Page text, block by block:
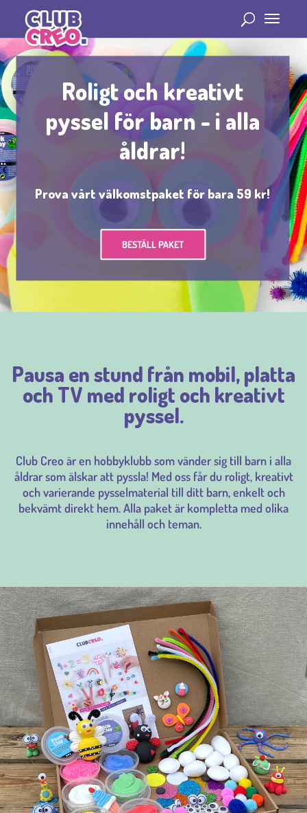
Roligt och kreativt
pyssel för barn - i alla
åldrar!
Prova vårt välkomstpaket för bara 59 kr!
BESTÄLL PAKET
Pausa en stund från mobil, platta
och TV med roligt och kreativt
pyssel.
Club Creo är en hobbyklubb som vänder sig till barn i alla
åldrar som älskar att pyssla! Med oss får du roligt, kreativt
och varierande pysselmaterial till ditt barn, enkelt och
bekvämt direkt hem. Alla paket är kompletta med olika
innehåll och teman.